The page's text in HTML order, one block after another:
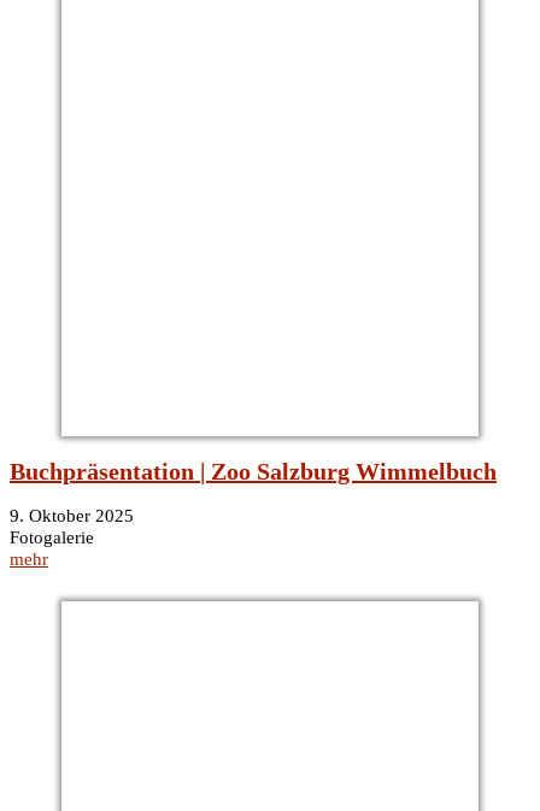
Buchpräsentation | Zoo Salzburg Wimmelbuch
9. Oktober 2025
Fotogalerie
mehr